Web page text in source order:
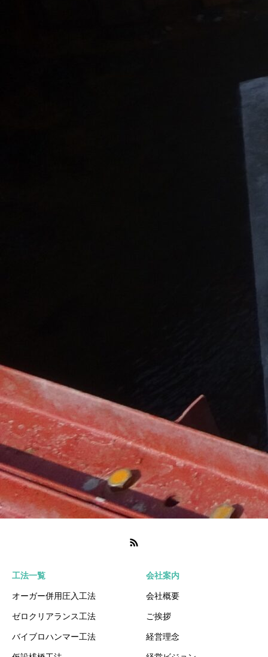
工法一覧
オーガー併用圧入工法
ゼロクリアランス工法
バイブロハンマー工法
会社案内
会社概要
ご挨拶
経営理念